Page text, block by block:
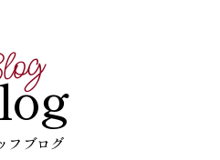
フブログ